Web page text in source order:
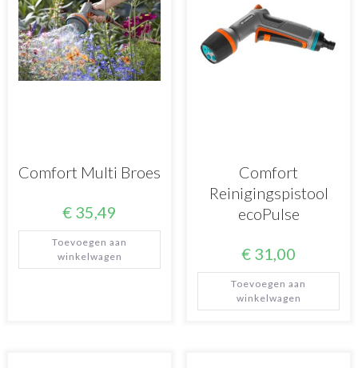
Comfort Multi Broes
€ 35,49
Toevoegen aan
winkelwagen
Comfort
Reinigingspistool
ecoPulse
€ 31,00
Toevoegen aan
winkelwagen